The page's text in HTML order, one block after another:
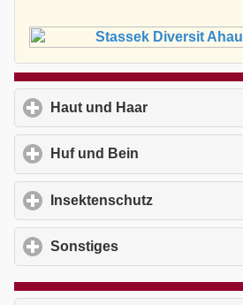
Haut und Haar
Huf und Bein
Insektenschutz
Sonstiges